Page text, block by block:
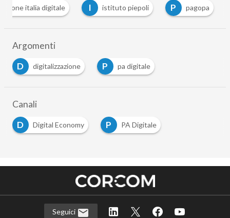
italia digitale I istituto piepoli P pagopa
Argomenti
D
digitalizzazione P pa digitale
Canali
D
Digital Economy P PA Digitale
Seguici